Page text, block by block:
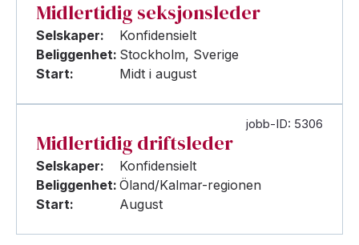
Midlertidig seksjonsleder
Selskaper:
Konfidensielt
Beliggenhet: Stockholm, Sverige
Start:
Midt i august
jobb-ID: 5306
Midlertidig driftsleder
Selskaper:
Konfidensielt
Beliggenhet: Öland/Kalmar-regionen
Start:
August